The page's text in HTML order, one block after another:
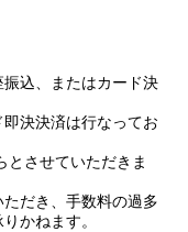
込、またはカード決
決決済は行なってお
とさせていただきま
だき、手数料の過多
かねます。